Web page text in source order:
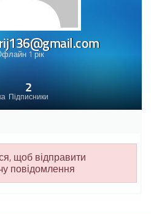
1 рік
Підписники
2
щоб відправити
повідомлення